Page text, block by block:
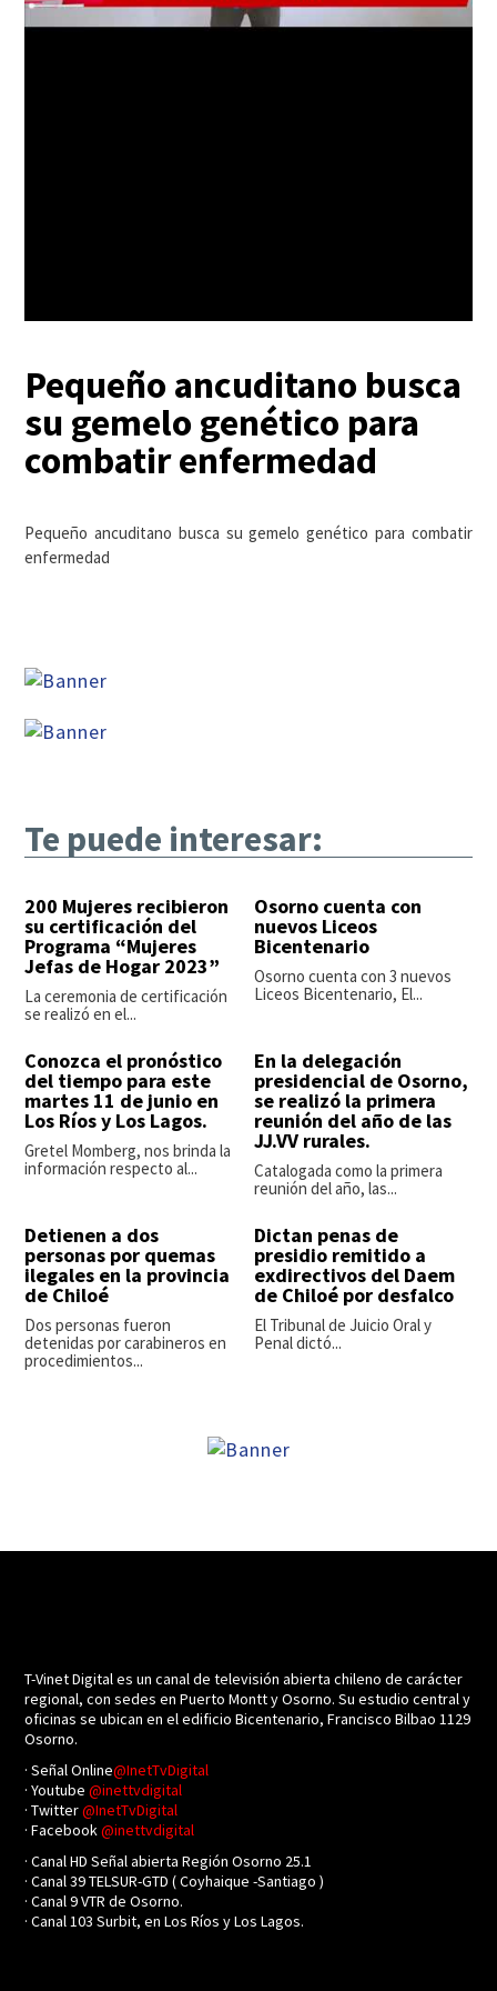
Pequeño ancuditano busca
su gemelo genético para
combatir enfermedad
Pequeño ancuditano busca su gemelo genético para combatir
enfermedad
Te puede interesar:
200 Mujeres recibieron
su certificación del
Programa “Mujeres
Jefas de Hogar 2023”
La ceremonia de certificación
se realizó en el...
Osorno cuenta con
nuevos Liceos
Bicentenario
Osorno cuenta con 3 nuevos
Liceos Bicentenario, El...
Conozca el pronóstico
del tiempo para este
martes 11 de junio en
Los Ríos y Los Lagos.
Gretel Momberg, nos brinda la
información respecto al...
En la delegación
presidencial de Osorno,
se realizó la primera
reunión del año de las
JJ.VV rurales.
Catalogada como la primera
reunión del año, las...
Detienen a dos
personas por quemas
ilegales en la provincia
de Chiloé
Dos personas fueron
detenidas por carabineros en
procedimientos...
Dictan penas de
presidio remitido a
exdirectivos del Daem
de Chiloé por desfalco
El Tribunal de Juicio Oral y
Penal dictó...
T-Vinet Digital es un canal de televisión abierta chileno de carácter
regional, con sedes en Puerto Montt y Osorno. Su estudio central y
oficinas se ubican en el edificio Bicentenario, Francisco Bilbao 1129
Osorno.
· Señal Online@InetTvDigital
· Youtube@inettvdigital
· Twitter@InetTvDigital
· Facebook@inettvdigital
· Canal HD Señal abierta Región Osorno 25.1
· Canal 39 TELSUR-GTD ( Coyhaique -Santiago )
· Canal 9 VTR de Osorno.
· Canal 103 Surbit, en Los Ríos y Los Lagos.